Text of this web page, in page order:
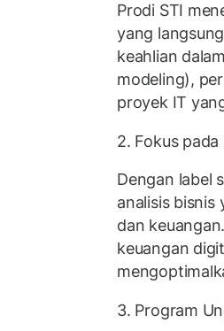
Prodi STI
yang
keahlian
modeling),
proyek IT
2. Fokus
Dengan label
analisis
dan
keuangan
3. Program